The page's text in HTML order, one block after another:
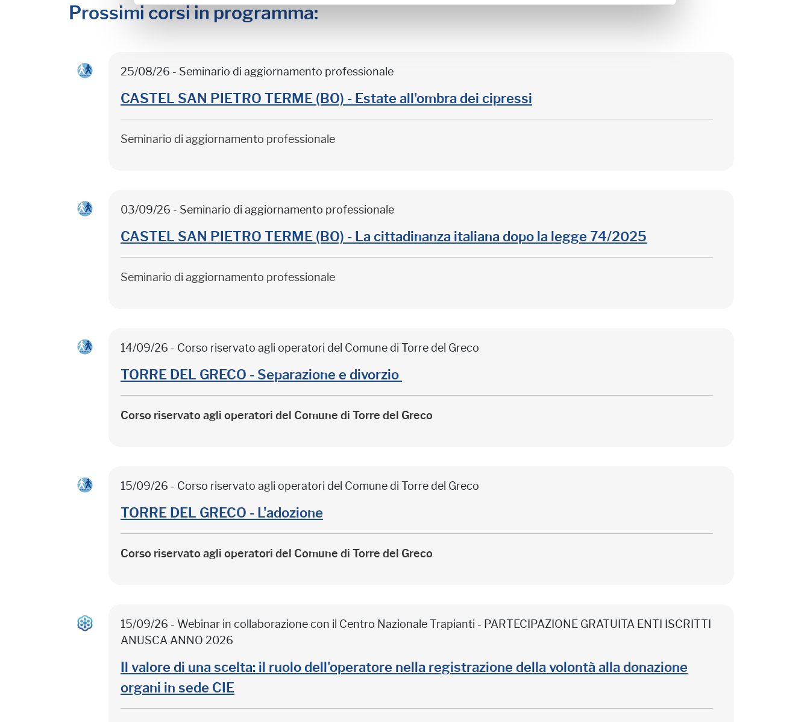
Prossimi corsi in programma:
25/08/26 - Seminario di aggiornamento professionale
CASTEL SAN PIETRO TERME (BO) - Estate all'ombra dei cipressi
Seminario di aggiornamento professionale
03/09/26 - Seminario di aggiornamento professionale
CASTEL SAN PIETRO TERME (BO) - La cittadinanza italiana dopo la legge 74/2025
Seminario di aggiornamento professionale
14/09/26 - Corso riservato agli operatori del Comune di Torre del Greco
TORRE DEL GRECO - Separazione e divorzio
Corso riservato agli operatori del Comune di Torre del Greco
15/09/26 - Corso riservato agli operatori del Comune di Torre del Greco
TORRE DEL GRECO - L'adozione
Corso riservato agli operatori del Comune di Torre del Greco
15/09/26 - Webinar in collaborazione con il Centro Nazionale Trapianti - PARTECIPAZIONE GRATUITA ENTI ISCRITTI
ANUSCA ANNO 2026
Il valore di una scelta: il ruolo dell'operatore nella registrazione della volontà alla donazione
organi in sede CIE